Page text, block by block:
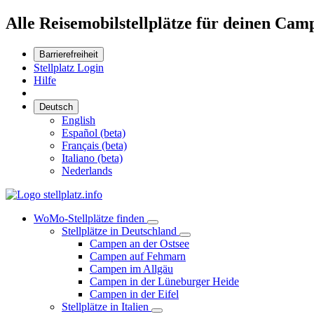
Alle Reisemobilstellplätze für deinen
Barrierefreiheit
Stellplatz Login
Hilfe
Deutsch
English
Español (beta)
Français (beta)
Italiano (beta)
Nederlands
WoMo-Stellplätze finden
Stellplätze in Deutschland
Campen an der Ostsee
Campen auf Fehmarn
Campen im Allgäu
Campen in der Lüneburger Heide
Campen in der Eifel
Stellplätze in Italien